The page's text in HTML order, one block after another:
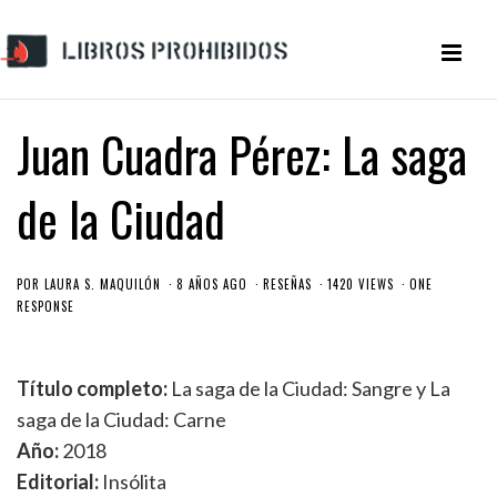
Juan Cuadra Pérez: La saga
de la Ciudad
POR LAURA S. MAQUILÓN 8 AÑOS AGO RESEÑAS 1420 VIEWS
ONE
RESPONSE
Título completo: La saga de la Ciudad: Sangre y La
saga de la Ciudad: Carne
Año:2018
Editorial: Insólita